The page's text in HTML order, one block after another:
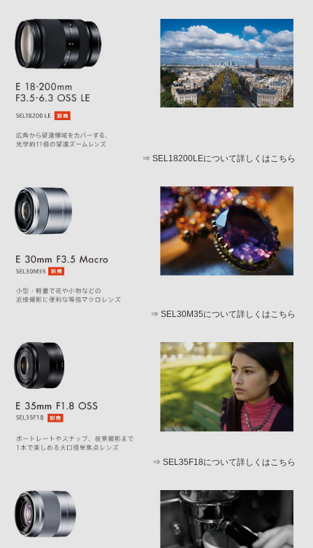
⇒ SEL18200LEについて詳しくはこちら
⇒ SEL30M35について詳しくはこちら
⇒ SEL35F18について詳しくはこちら